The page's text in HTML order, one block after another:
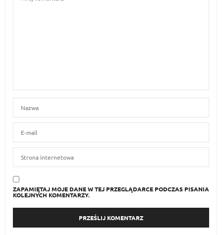
ZAPAMIĘTAJ MOJE DANE W TEJ PRZEGLĄDARCE PODCZAS PISANIA
KOLEJNYCH KOMENTARZY.